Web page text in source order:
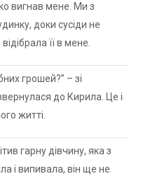
вигнав мене. Ми з
доки сусіди не
її в мене.
грошей?” – зі
до Кирила. Це і
житті.
гарну дівчину, яка з
і випивала, він ще не